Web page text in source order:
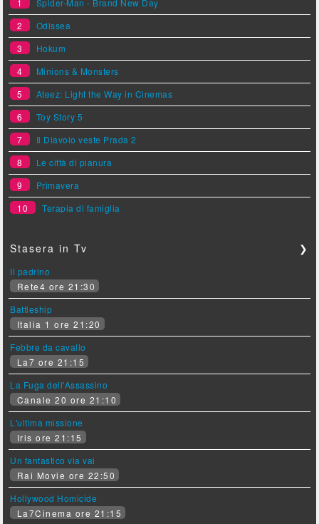
1
Spider-Man - Brand New Day
2
Odissea
3
Hokum
4
Minions & Monsters
5
Ateez: Light the Way in Cinemas
6
Toy Story 5
7
Il Diavolo veste Prada 2
8
Le città di pianura
9
Primavera
10
Terapia di famiglia
Stasera in Tv ❯
Il padrino
Rete4 ore 21:30
Battleship
Italia 1 ore 21:20
Febbre da cavallo
La7 ore 21:15
La Fuga dell'Assassino
Canale 20 ore 21:10
L'ultima missione
Iris ore 21:15
Un fantastico via vai
Rai Movie ore 22:50
Hollywood Homicide
La7Cinema ore 21:15